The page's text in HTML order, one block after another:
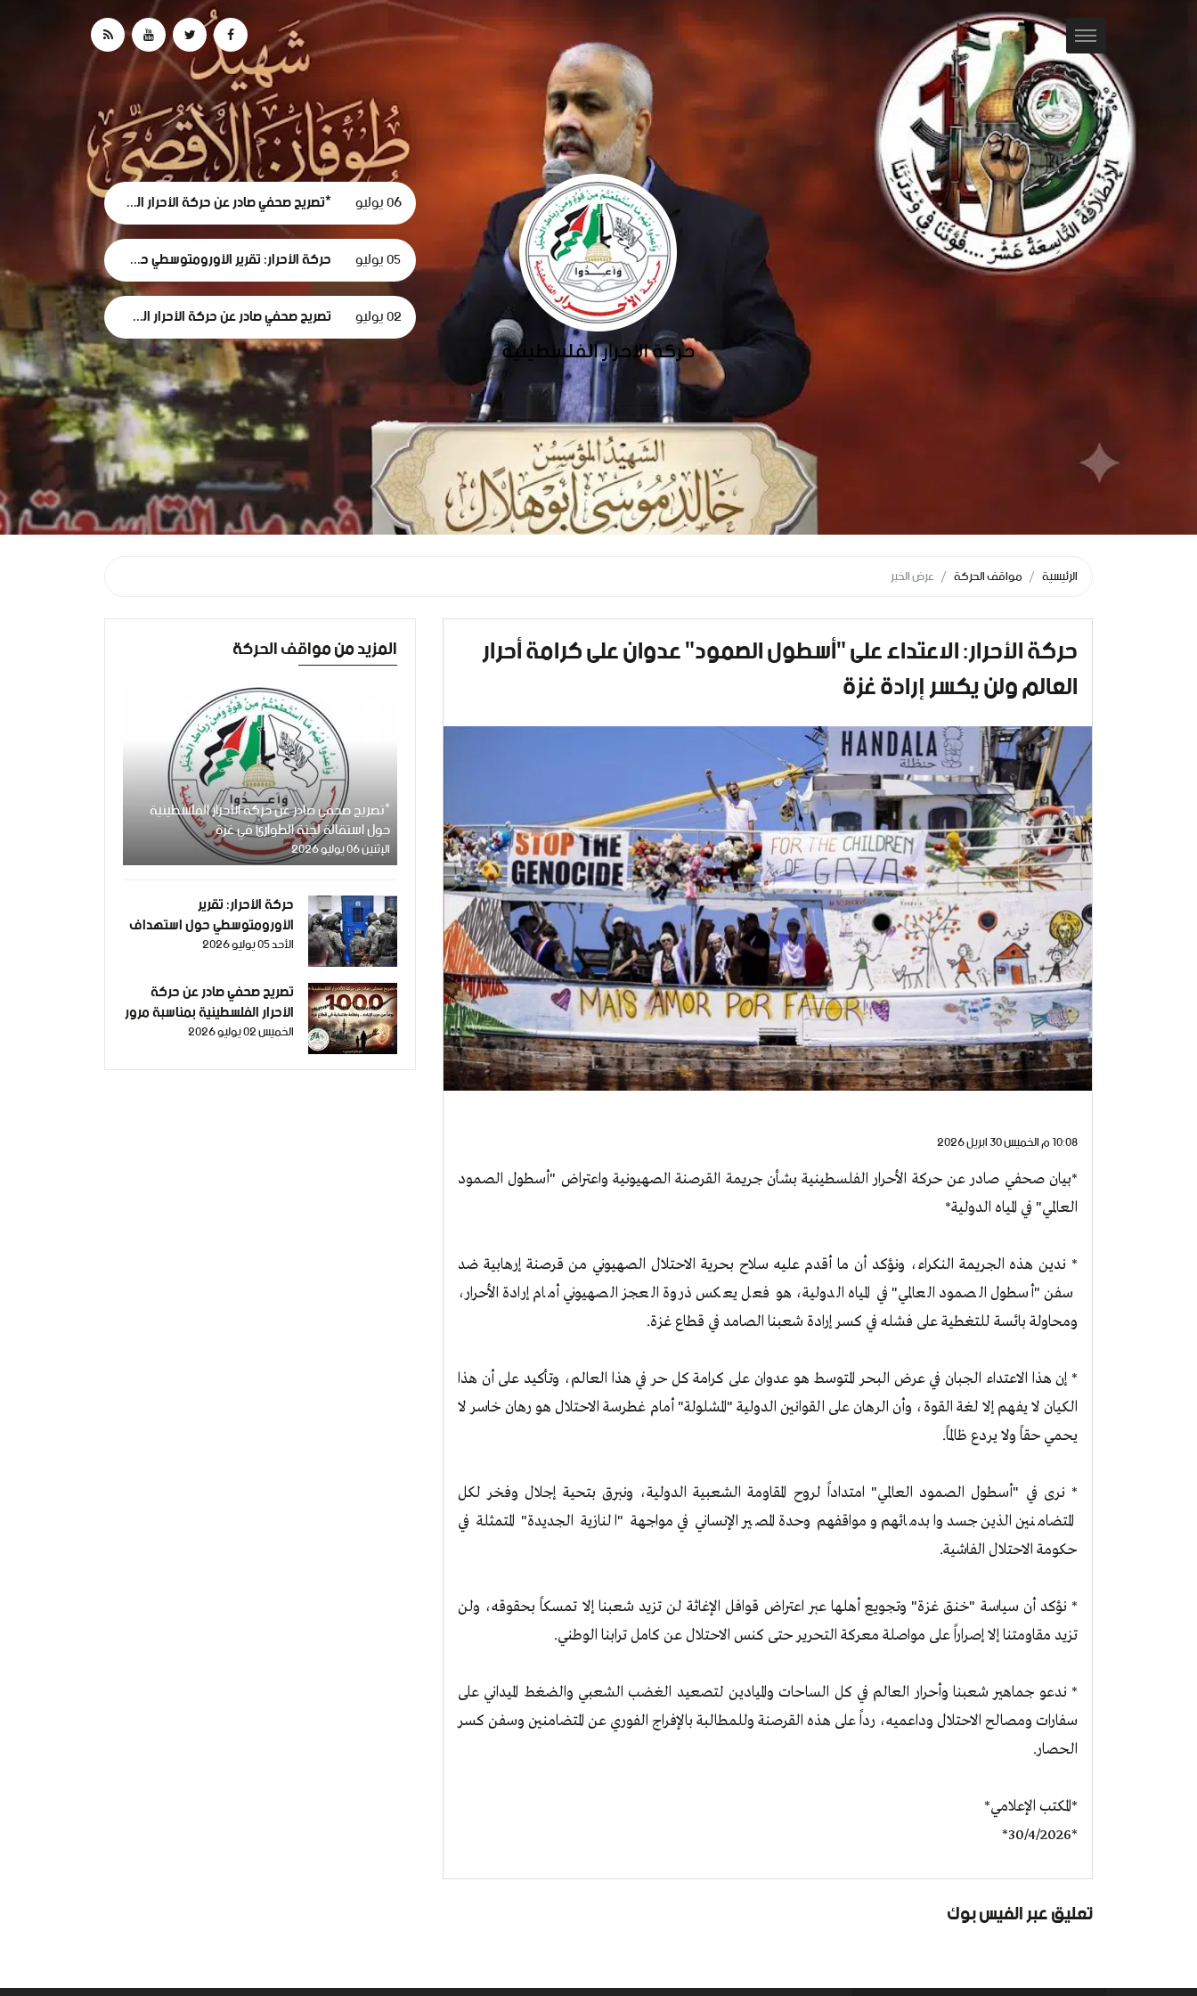
06 يوليو *تصريح صحفي صادر عن حركة الأحرار الفلسطينية حول استقالة لجنة الطوارئ في غزة
05 يوليو حركة الأحرار: تقرير الأورومتوسطي حول استهداف الرموز الطبية في سجون الاحتلال وثيقة إدانة وجريمة حرب موصوفة
02 يوليو تصريح صحفي صادر عن حركة الأحرار الفلسطينية بمناسبة مرور 1000 يومٍ من حرب الإبادة... وفظاعة جرائم الاحتلال في قطاع غزة*
الرئيسية مواقف الحركة عرض الخبر
حركة الأحرار: الاعتداء على "أسطول الصمود" عدوان على كرامة أحرار
العالم ولن يكسر إرادة غزة
10:08 م الخميس 30 ابريل 2026
*بيان صحفي صادر عن حركة الأحرار الفلسطينية بشأن جريمة القرصنة الصهيونية واعتراض "أسطول الصمود
العالمي" في المياه الدولية*
* ندين هذه الجريمة النكراء، ونؤكد أن ما أقدم عليه سلاح بحرية الاحتلال الصهيوني من قرصنة إرهابية ضد
سفن "أسطول الصمود العالمي" في المياه الدولية، هو فعل يعكس ذروة العجز الصهيوني أمام إرادة الأحرار،
ومحاولة بائسة للتغطية على فشله في كسر إرادة شعبنا الصامد في قطاع غزة.
* إن هذا الاعتداء الجبان في عرض البحر المتوسط هو عدوان على كرامة كل حر في هذا العالم، وتأكيد على أن هذا
الكيان لا يفهم إلا لغة القوة، وأن الرهان على القوانين الدولية "المشلولة" أمام غطرسة الاحتلال هو رهان خاسر لا
يحمي حقاً ولا يردع ظالماً.
* نرى في "أسطول الصمود العالمي" امتداداً لروح المقاومة الشعبية الدولية، ونبرق بتحية إجلال وفخر لكل
المتضامنين الذين جسدوا بدمائهم ومواقفهم وحدة المصير الإنساني في مواجهة "النازية الجديدة" المتمثلة في
حكومة الاحتلال الفاشية.
* نؤكد أن سياسة "خنق غزة" وتجويع أهلها عبر اعتراض قوافل الإغاثة لن تزيد شعبنا إلا تمسكاً بحقوقه، ولن
تزيد مقاومتنا إلا إصراراً على مواصلة معركة التحرير حتى كنس الاحتلال عن كامل ترابنا الوطني.
* ندعو جماهير شعبنا وأحرار العالم في كل الساحات والميادين لتصعيد الغضب الشعبي والضغط الميداني على
سفارات ومصالح الاحتلال وداعميه، رداً على هذه القرصنة وللمطالبة بالإفراج الفوري عن المتضامنين وسفن كسر
الحصار.
*المكتب الإعلامي*
*30/4/2026*
تعليق عبر الفيس بوك
المزيد من مواقف الحركة
*تصريح صحفي صادر عن حركة الأحرار الفلسطينية
حول استقالة لجنة الطوارئ في غزة
الإثنين 06 يوليو 2026
حركة الأحرار: تقرير
الأورومتوسطي حول استهداف
الرموز الطبية في سجون الاحتلال
موصوفة
الأحد 05 يوليو 2026
تصريح صحفي صادر عن حركة
الأحرار الفلسطينية بمناسبة مرور
1000 يومٍ من حرب الإبادة...الخميس 02 يوليو 2026